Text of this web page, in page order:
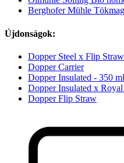
Berghofer Mühle
Újdonságok:
Dopper Steel x Flip
Dopper Carrier
Dopper Insulated - 350 ml
Dopper Insulated x
Dopper Flip Straw